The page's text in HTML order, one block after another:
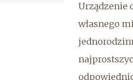
Urządzenie
własnego